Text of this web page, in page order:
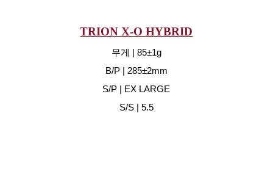
TRION X-O HYBRID
무게 | 85±1g
B/P | 285±2mm
S/P | EX LARGE
S/S | 5.5